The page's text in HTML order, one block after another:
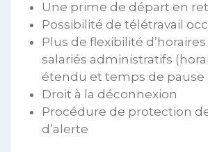
Une prime de départ en
Possibilité de télétravail
Plus de flexibilité
salariés administratifs
étendu et temps de
Droit à la déconnexion
Procédure de protection
d’alerte